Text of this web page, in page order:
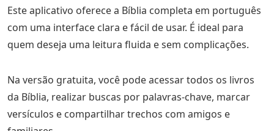
Este aplicativo oferece a Bíblia completa em português
com uma interface clara e fácil de usar. É ideal para
quem deseja uma leitura fluida e sem complicações.
Na versão gratuita, você pode acessar todos os livros
da Bíblia, realizar buscas por palavras-chave, marcar
versículos e compartilhar trechos com amigos e